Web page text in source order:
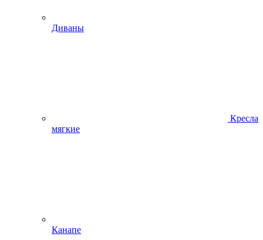
Диваны
Кресла
мягкие
Канапе